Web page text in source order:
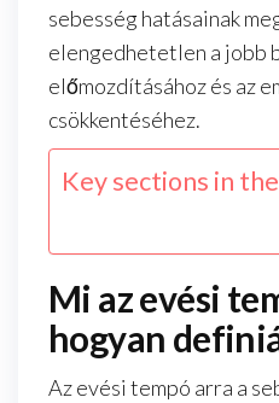
sebesség hatásainak
elengedhetetlen a jobb
előmozdításához és az
csökkentéséhez.
Key sections in
Mi az evési
hogyan
Az evési tempó arra a